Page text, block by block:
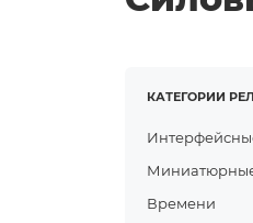
КАТЕГОРИИ
Времени